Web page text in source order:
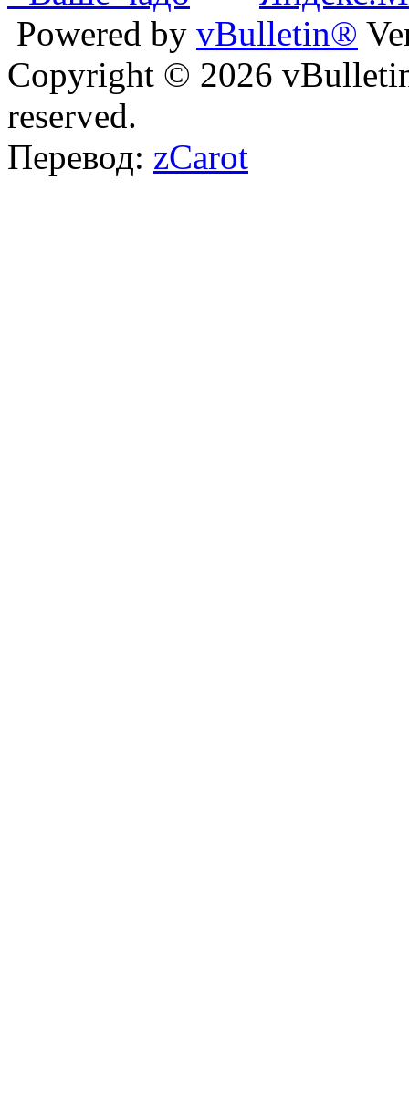
Powered by vBulletin®
Copyright © 2026
reserved.
Перевод: zCarot